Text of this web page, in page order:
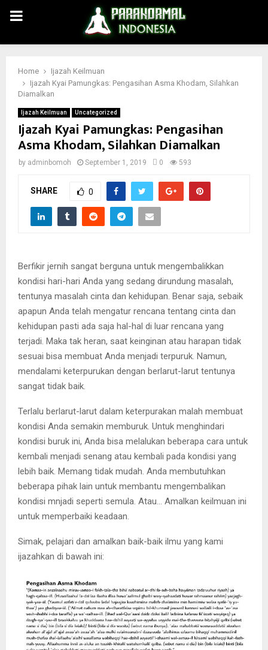
PRIMARY
MENU
Home
Ijazah Keilmuan
Ijazah Kyai Pamungkas: Pengasihan Asma Khodam, Silahkan
Diamalkan
Ijazah Keilmuan Uncategorized
Ijazah Kyai Pamungkas: Pengasihan
Asma Khodam, Silahkan Diamalkan
by adminbomoh September 1, 2019 0 593
SHARE 0
Berfikir jernih sangat berguna untuk mengembalikkan
kondisi hari-hari Anda yang sedang dirundung masalah,
tentunya masalah cinta dan kehidupan. Benar saja, sebaik
apapun Anda telah mengatur rencana tentang cinta dan
kehidupan pasti ada saja hal-hal di luar rencana yang
terjadi. Maka tak heran, saat keinginan atau harapan tidak
sesuai bisa membuat Anda menjadi terpuruk. Namun,
mendalami keterpurukan dengan berlarut-larut tentunya
sangat tidak baik.
Terlalu berlarut-larut dalam keterpurakan malah membuat
kondisi Anda semakin memburuk. Untuk menghindari
kondisi buruk ini, Anda bisa melalukan beberapa cara untuk
kembali menjadi senang atau kembali pada kondisi yang
lebih baik. Memang tidak mudah. Anda membutuhkan
beberapa pihak lain untuk membantu mengembalikan
kondisi mnjadi seperti semula. Atau… Amalkan keilmuan ini
untuk memperbaiki keadaan.
Simak, pelajari dan amalkan baik-baik ilmu yang kami
ijazahkan di bawah ini: